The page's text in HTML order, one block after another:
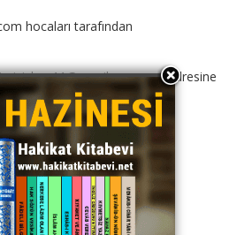
hocaları tarafından
mail adresine